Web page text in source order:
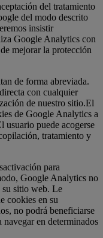
del tratamiento
del modo descrito
insistir
Google Analytics con
mejorar la protección
de forma abreviada.
con cualquier
de nuestro sitio.El
de Google Analytics a
usuario puede acogerse
tratamiento y
para
Google Analytics no
su sitio web. Le
cookies en su
no podrá beneficiarse
navegar en determinados